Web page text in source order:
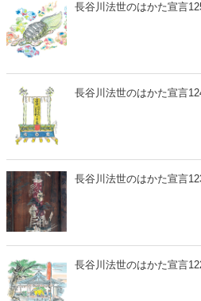
長谷川法世のはかた宣言
長谷川法世のはかた宣言
長谷川法世のはかた宣言
長谷川法世のはかた宣言